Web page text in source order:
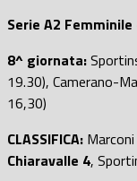
Serie A2
8^ giornata:
19.30), Camerano-
16,30)
CLASSIFICA:
Chiaravalle 4,